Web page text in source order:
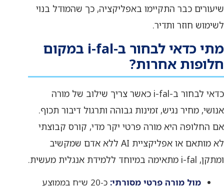
שיעורים כבר התקיימו באפליקציה, כך שהמודל בנוי
לשימוש חוזר ותדיר.
מתי כדאי לבחור ב-i-fal במקום
חלופות אחרות?
כדאי לבחור ב-i-fal כאשר צריך שילוב של מורה
אנושי, מחיר נגיש, זמינות גבוהה ותרגול דיבור תכוף.
אם החלופה היא מורה פרטי יקר מדי, קורס קבוצתי
לא מותאם או אפליקציית AI ללא אדם שמקשיב
ומתקן, i-fal מתאימה במיוחד ללמידת אנגלית מעשית.
מול מורה פרטי מסורתי:
כ-20 ש״ח בממוצע